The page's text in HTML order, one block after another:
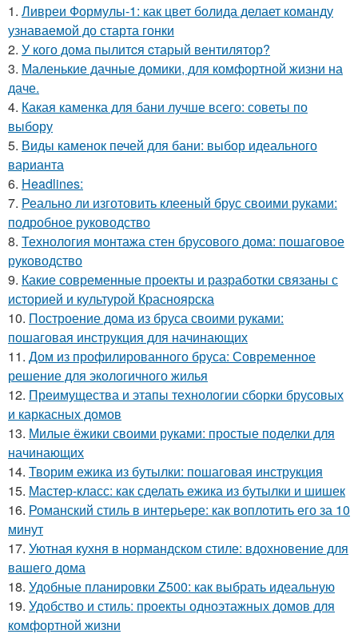
1. Ливреи Формулы-1: как цвет болида делает команду
узнаваемой до старта гонки
2. У кого дома пылитcя cтарый вентилятор?
3. Маленькие дачные домики, для комфортной жизни на
даче.
4. Какая каменка для бани лучше всего: советы по
выбору
5. Виды каменок печей для бани: выбор идеального
варианта
6. Headlines:
7. Реально ли изготовить клееный брус своими руками:
подробное руководство
8. Технология монтажа стен брусового дома: пошаговое
руководство
9. Какие современные проекты и разработки связаны с
историей и культурой Красноярска
10. Построение дома из бруса своими руками:
пошаговая инструкция для начинающих
11. Дом из профилированного бруса: Современное
решение для экологичного жилья
12. Преимущества и этапы технологии сборки брусовых
и каркасных домов
13. Милые ёжики своими руками: простые поделки для
начинающих
14. Творим ежика из бутылки: пошаговая инструкция
15. Мастер-класс: как сделать ежика из бутылки и шишек
16. Романский стиль в интерьере: как воплотить его за 10
минут
17. Уютная кухня в нормандском стиле: вдохновение для
вашего дома
18. Удобные планировки Z500: как выбрать идеальную
19. Удобство и стиль: проекты одноэтажных домов для
комфортной жизни